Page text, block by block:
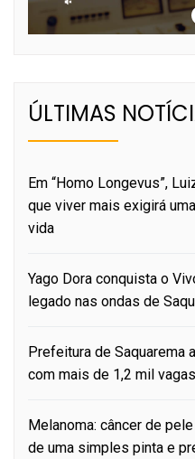
ÚLTIMAS
Em “Homo Longevus”,
que viver mais exigirá
vida
Yago Dora conquista o
legado nas ondas de
Prefeitura de Saquarema
com mais de 1,2 mil
Melanoma: câncer de
de uma simples pinta e